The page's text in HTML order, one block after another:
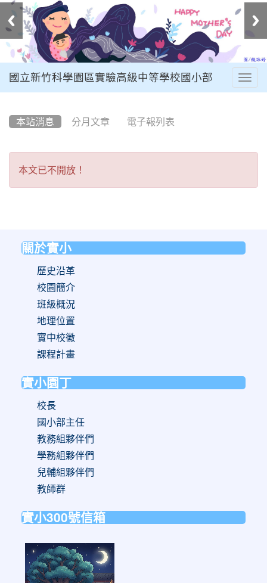
國立新竹科學園區實驗高級中等學校國小部
本站消息 分月文章 電子報列表
本
文
開
放！
本文已不開放！
關於實小
歷史沿革
校園簡介
班級概況
地理位置
實中校徽
課程計畫
實小園丁
校長
國小部主任
教務組夥伴們
學務組夥伴們
兒輔組夥伴們
教師群
實小300號信箱
https://forms.gle/sb6qss7apF2uRjVc7